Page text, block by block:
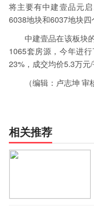
将主要有中建壹品元
6038地块和6037地块四
中建壹品在该板块
1065套房源，今年进
23%，成交均价5.3万元/
（编辑：卢志坤 审
相关推荐